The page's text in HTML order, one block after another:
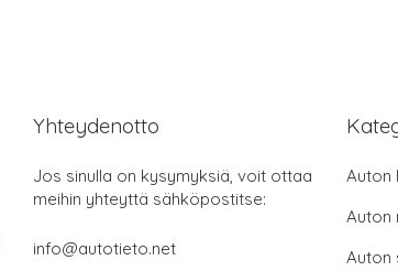
Yhteydenotto
Jos sinulla on kysymyksiä, voit ottaa
meihin yhteyttä sähköpostitse:
info@autotieto.net
Auton
Auton
Auton